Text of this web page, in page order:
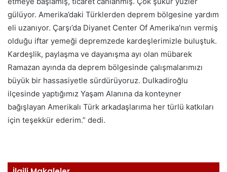
gülüyor. Amerika’daki Türklerden deprem bölgesine yardım
eli uzanıyor. Çarşı’da Diyanet Center Of Amerika’nın vermiş
olduğu iftar yemeği depremzede kardeşlerimizle buluştuk.
Kardeşlik, paylaşma ve dayanışma ayı olan mübarek
Ramazan ayında da deprem bölgesinde çalışmalarımızı
büyük bir hassasiyetle sürdürüyoruz. Dulkadiroğlu
ilçesinde yaptığımız Yaşam Alanına da konteyner
bağışlayan Amerikalı Türk arkadaşlarıma her türlü katkıları
için teşekkür ederim.” dedi.